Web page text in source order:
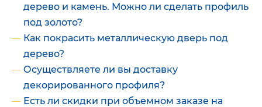
дерево и камень. Можно ли сделать профиль
под золото?
Как покрасить металлическую дверь под
дерево?
Осуществляете ли вы доставку
декорированного профиля?
Есть ли скидки при объемном заказе на